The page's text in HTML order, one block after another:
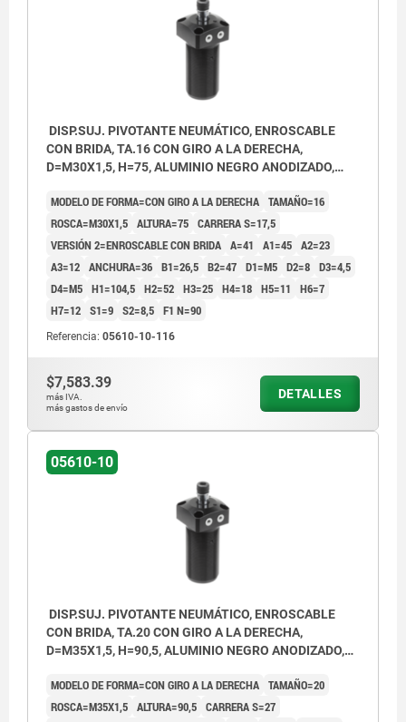
7) Giro a la izquierda
DISP.SUJ. PIVOTANTE NEUMÁTICO, ENROSCABLE
CON BRIDA, TA.16 CON GIRO A LA DERECHA,
D=M30X1,5, H=75, ALUMINIO NEGRO ANODIZADO,
MODELO DE FORMA=CON GIRO A LA DERECHA TAMAÑO=16
ROSCA=M30X1,5 ALTURA=75 CARRERA S=17,5
VERSIÓN 2=ENROSCABLE CON BRIDA A=41 A1=45 A2=23
A3=12 ANCHURA=36 B1=26,5 B2=47 D1=M5 D2=8 D3=4,5
D4=M5 H1=104,5 H2=52 H3=25 H4=18 H5=11
H6=7
H7=12 S1=9 S2=8,5 F1 N=90
Referencia: 05610-10-116
$7,583.39
más IVA.
más gastos de envío
DETALLES
05610-10
DISP.SUJ. PIVOTANTE NEUMÁTICO, ENROSCABLE
CON BRIDA, TA.20 CON GIRO A LA DERECHA,
D=M35X1,5, H=90,5, ALUMINIO NEGRO ANODIZADO,
MODELO DE FORMA=CON GIRO A LA DERECHA TAMAÑO=20
ROSCA=M35X1,5 ALTURA=90,5 CARRERA S=27